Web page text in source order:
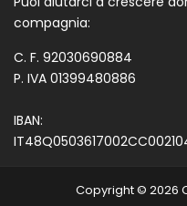
compagnia:
C. F. 92030690884
P. IVA 01399480886
IBAN:
Copyright © 2026